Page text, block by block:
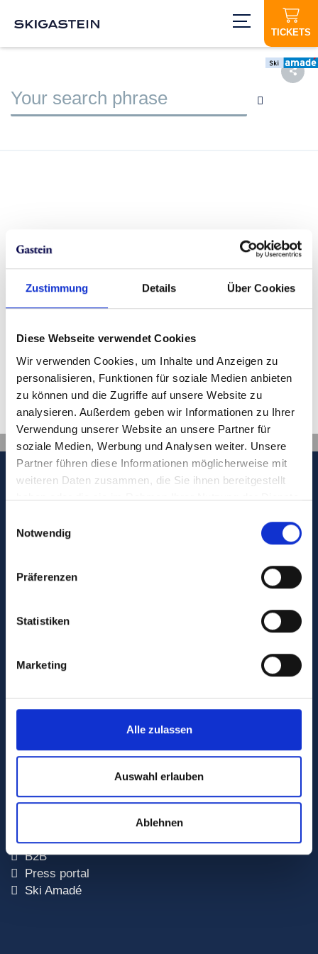
Zustimmung Details Über Cookies
Diese Webseite verwendet Cookies
Wir verwenden Cookies, um Inhalte und Anzeigen zu
personalisieren, Funktionen für soziale Medien anbieten
zu können und die Zugriffe auf unsere Website zu
analysieren. Außerdem geben wir Informationen zu Ihrer
Verwendung unserer Website an unsere Partner für
soziale Medien, Werbung und Analysen weiter. Unsere
Partner führen diese Informationen möglicherweise mit
weiteren Daten zusammen, die Sie ihnen bereitgestellt
haben oder die sie im Rahmen Ihrer Nutzung der Dienste
Notwendig
Präferenzen
Statistiken
Marketing
Alle zulassen
Auswahl erlauben
Ablehnen
TICKETS
Downloads
You can find all the information you need to plan
your vacation in our downloads area – from ski
more.
Get the info
Digital mail from the Gastein
Valley
Don't want to miss out on anything? We'll deliver
Sign up for our newsletter
Gasteiner Bergbahnen AG
5630 Bad Hofgastein
Do you have any questions?
info@skigastein.com
Plan your route to the resort
Links
Newsletter
B2B
Press portal
Ski Amadé